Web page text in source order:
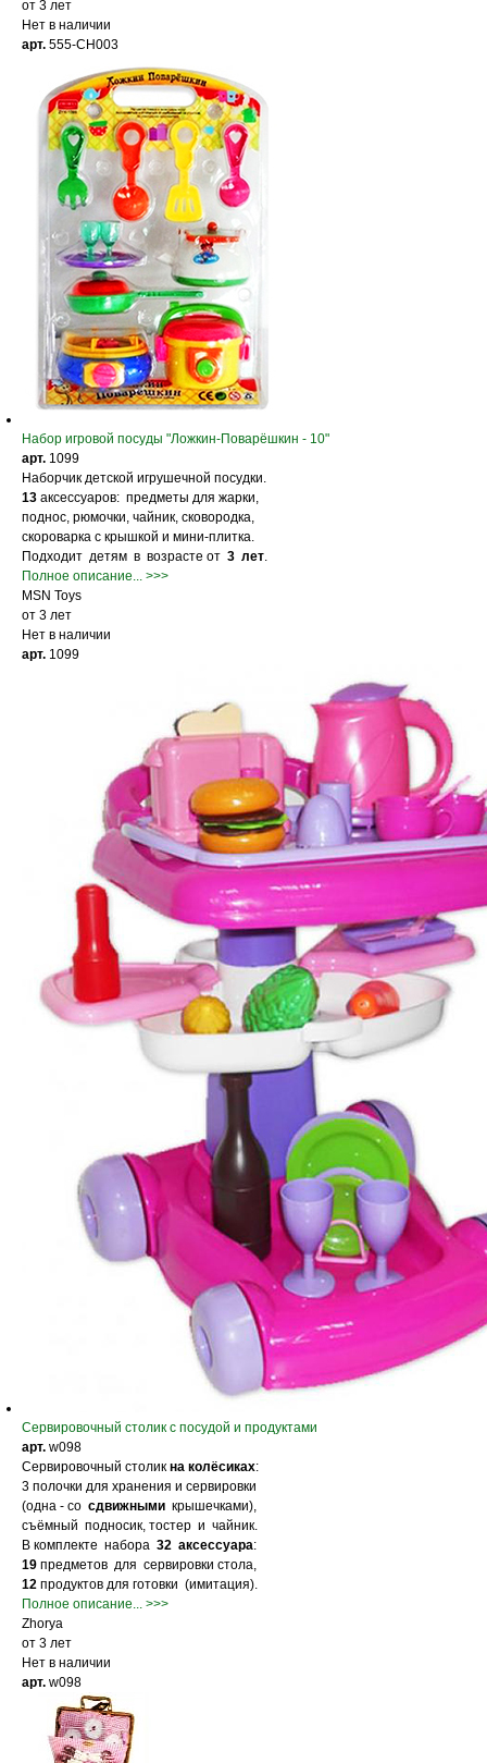
от 3 лет
Нет в наличии
арт. 555-CH003
Набор игровой посуды "Ложкин-Поварёшкин - 10"
арт. 1099
Наборчик детской игрушечной посудки.
13 аксессуаров: предметы для жарки,
поднос, рюмочки, чайник, сковородка,
скороварка с крышкой и мини-плитка.
Подходит детям в возрасте от 3 лет.
Полное описание... >>>
MSN Toys
от 3 лет
Нет в наличии
арт. 1099
Cервировочный столик с посудой и продуктами
арт. w098
Сервировочный столик на колёсиках:
3 полочки для хранения и сервировки
(одна - со сдвижными крышечками),
съёмный подносик, тостер и чайник.
В комплекте набора 32 аксессуара:
19 предметов для сервировки стола,
12 продуктов для готовки (имитация).
Полное описание... >>>
Zhorya
от 3 лет
Нет в наличии
арт. w098